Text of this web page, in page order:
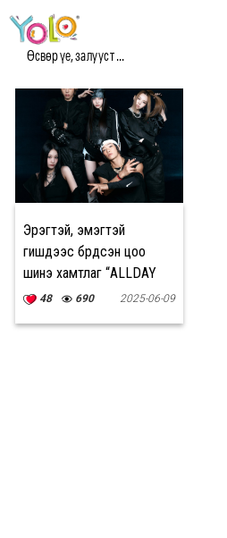
Өсвөр үе, залууст ...
#ШИНЭ ХАМТЛАГ МЭДЭЭ
Эрэгтэй, эмэгтэй
гишүүдээс бүрдсэн цоо
шинэ хамтлаг “ALLDAY
PROJECT”
48 690 2025-06-09